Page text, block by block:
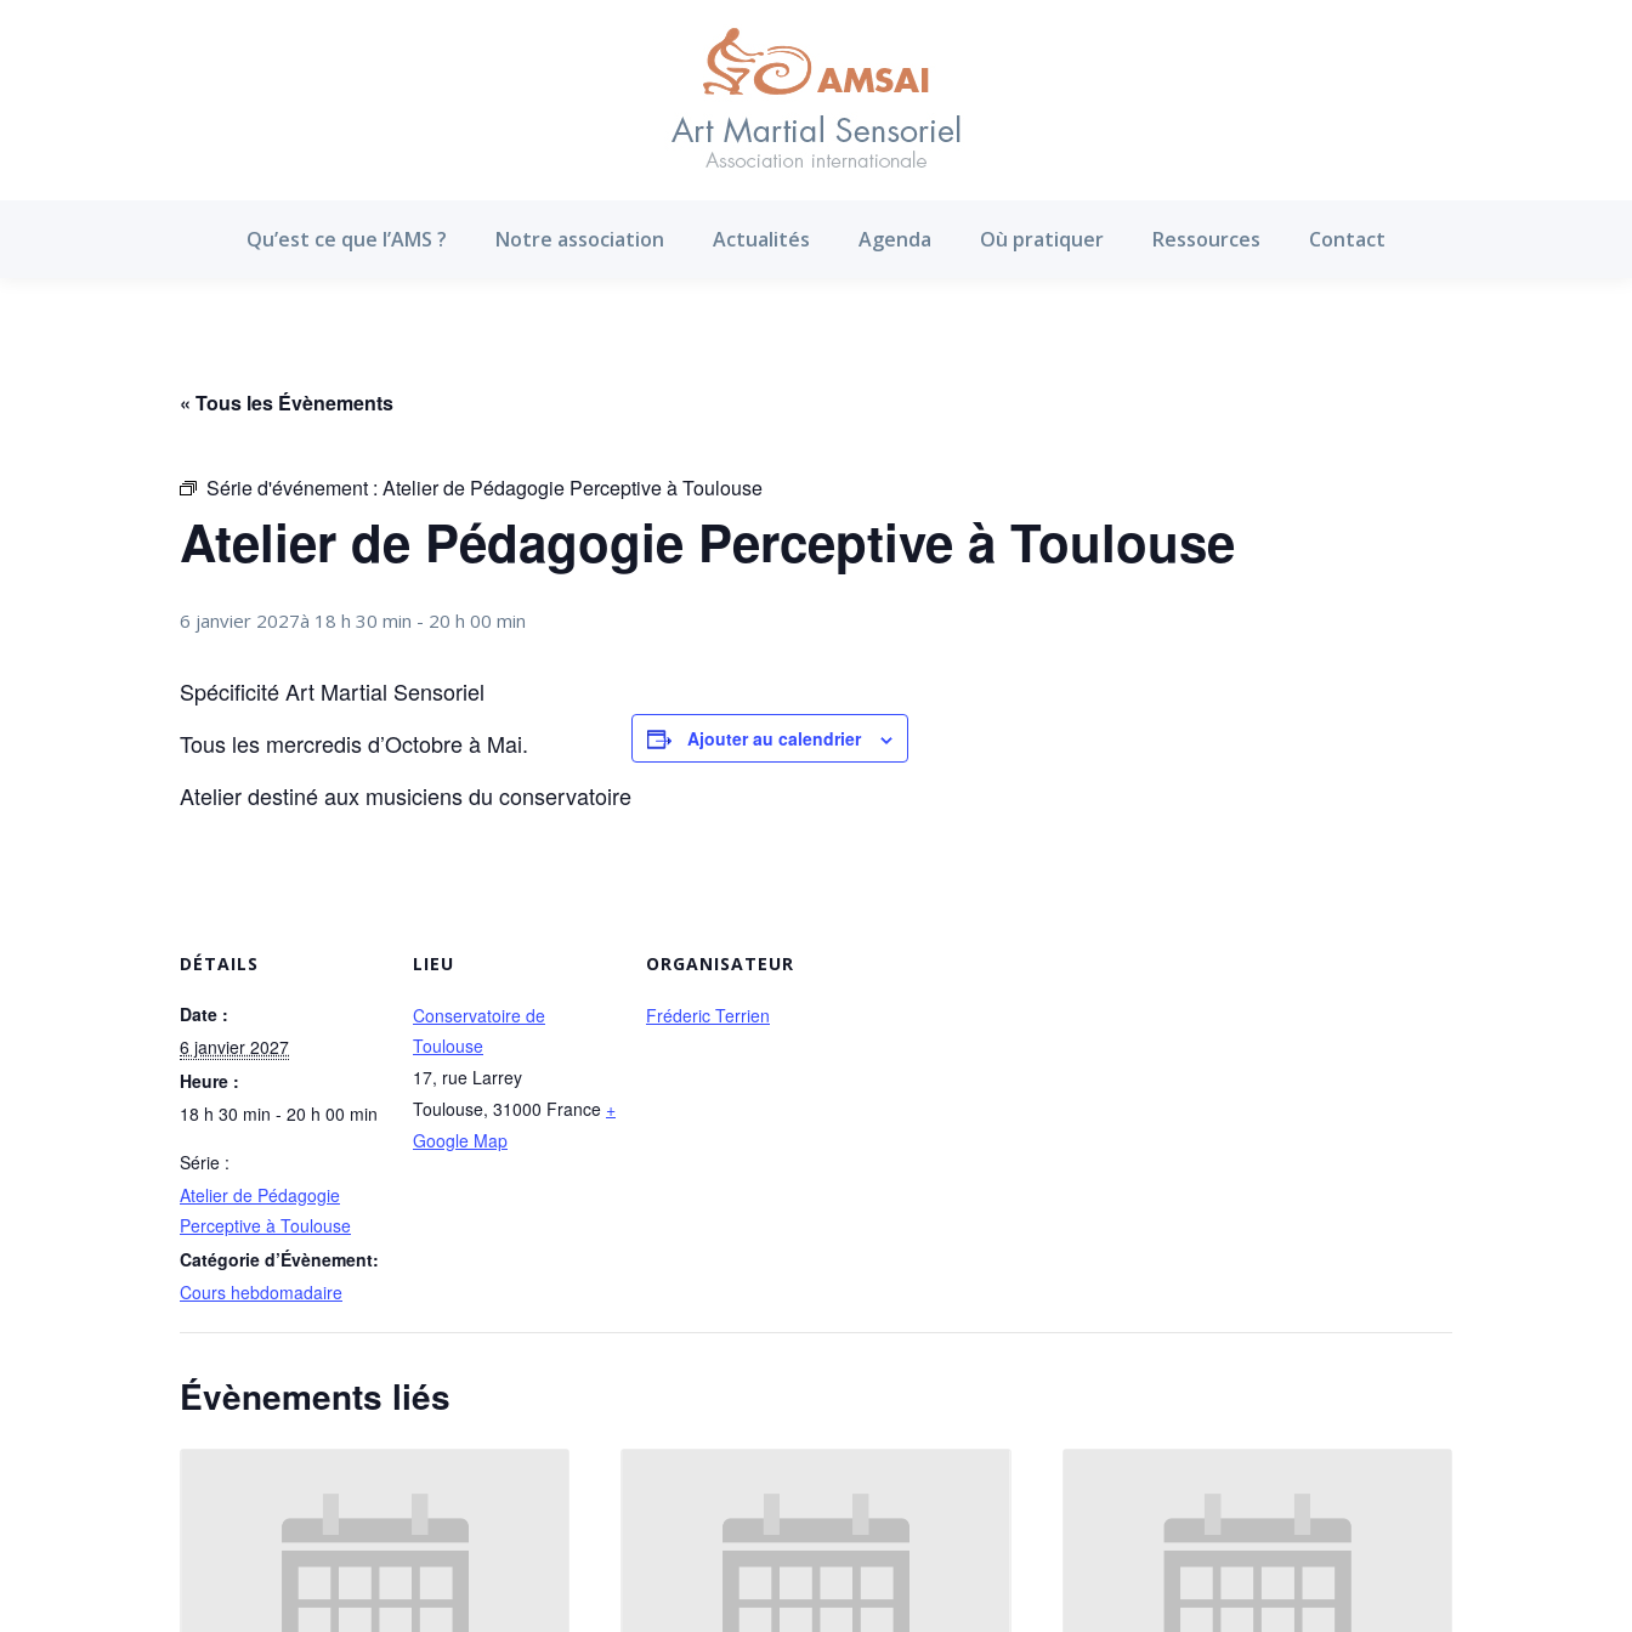
Qu’est ce que l’AMS ? Notre association Actualités Agenda Où pratiquer Ressources Contact
« Tous les Évènements
Série d'événement : Atelier de Pédagogie Perceptive à Toulouse
Atelier de Pédagogie Perceptive à Toulouse
6 janvier 2027à 18 h 30 min - 20 h 00 min
Spécificité Art Martial Sensoriel
Tous les mercredis d’Octobre à Mai.
Atelier destiné aux musiciens du conservatoire
Ajouter au calendrier
DÉTAILS
Date :
6 janvier 2027
Heure :
18 h 30 min - 20 h 00 min
Série :
Atelier de Pédagogie
Perceptive à Toulouse
Catégorie d’Évènement:
Cours hebdomadaire
LIEU
Conservatoire de
Toulouse
17, rue Larrey
Toulouse, 31000 France +
Google Map
ORGANISATEUR
Fréderic Terrien
Évènements liés
Notre association